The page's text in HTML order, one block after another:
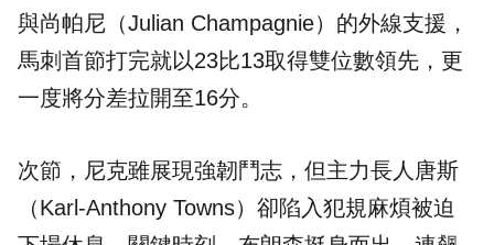
與尚帕尼（Julian Champagnie）的外線支援，
馬刺首節打完就以23比13取得雙位數領先，更
一度將分差拉開至16分。
次節，尼克雖展現強韌鬥志，但主力長人唐斯
（Karl-Anthony Towns）卻陷入犯規麻煩被迫